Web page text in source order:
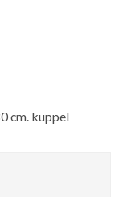
cm. kuppel